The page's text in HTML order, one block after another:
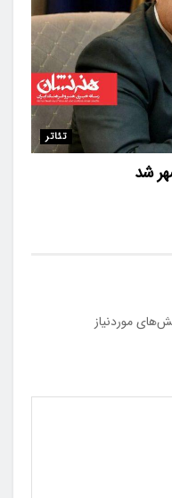
تئاتر
شد
موردنیاز